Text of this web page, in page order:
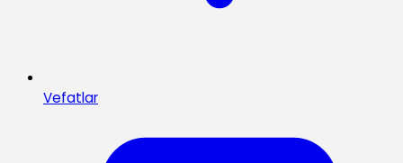
Vefatlar